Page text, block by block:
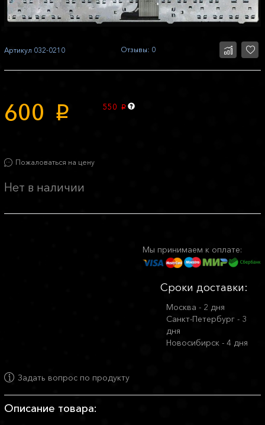
Артикул 032-0210 Отзывы: 0
600 p 550 p
Пожаловаться на цену
Нет в наличии
Мы принимаем к оплате:
Сроки доставки:
Москва - 2 дня
Санкт-Петербург - 3
дня
Новосибирск - 4 дня
Задать вопрос по продукту
Описание товара: